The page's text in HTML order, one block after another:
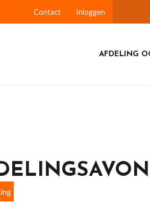
Contact Inloggen
AFDELING